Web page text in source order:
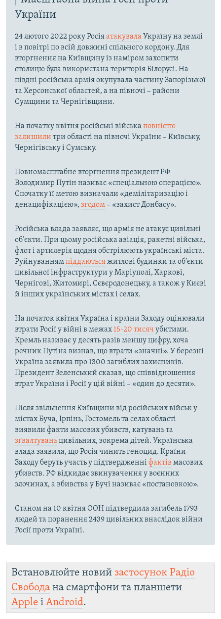
України
24 лютого 2022 року Росіяатакувала Україну на землі
і в повітрі по всій довжині спільного кордону. Для
вторгнення на Київщину із наміром захопити
столицю була використана територія Білорусі. На
півдні російська армія окупувала частину Запорізької
та Херсонської областей, а на півночі – райони
Сумщини та Чернігівщини.
На початку квітня російські війська повністю
залишили три області на півночі України – Київську,
Чернігівську і Сумську.
Повномасштабне вторгнення президент РФ
Володимир Путін називає «спеціальною операцією».
Спочатку її метою визначали «демілітаризацію і
денацифікацією», згодом– «захист Донбасу».
Російська влада заявляє, що армія не атакує цивільні
об’єкти. При цьому російська авіація, ракетні війська,
флот і артилерія щодня обстрілюють українські міста.
Руйнуваннямпіддаютьсяжитлові будинки та об’єкти
цивільної інфраструктури у Маріуполі, Харкові,
Чернігові, Житомирі, Сєвєродонецьку, а також у Києві
й інших українських містах і селах.
На початок квітня Україна і країни Заходу оцінювали
втрати Росії у війні в межах 15-20 тисяч убитими.
Кремль називає у десять разів меншу цифру, хоча
речник Путіна визнав, що втрати «значні». У березні
Україна заявила про 1300 загиблих захисників.
Президент Зеленський сказав, що співвідношення
втрат України і Росії у цій війні – «один до десяти».
Після звільнення Київщини від російських військ у
містах Буча, Ірпінь, Гостомель та селах області
виявили факти масових убивств, катувань та
зґвалтуваньцивільних, зокрема дітей. Українська
влада заявила, що Росія чинить геноцид. Країни
Заходу беруть участь у підтвердженні фактів масових
убивств. РФ відкидає звинувачення у воєнних
злочинах, а вбивства у Бучі називає «постановкою».
Станом на 10 квітня ООН підтвердила загибель 1793
людей та поранення 2439 цивільних внаслідок війни
Росії проти Україні.
Встановлюйте новий застосунок Радіо
Свобода на смартфони та планшети
Apple і Android.